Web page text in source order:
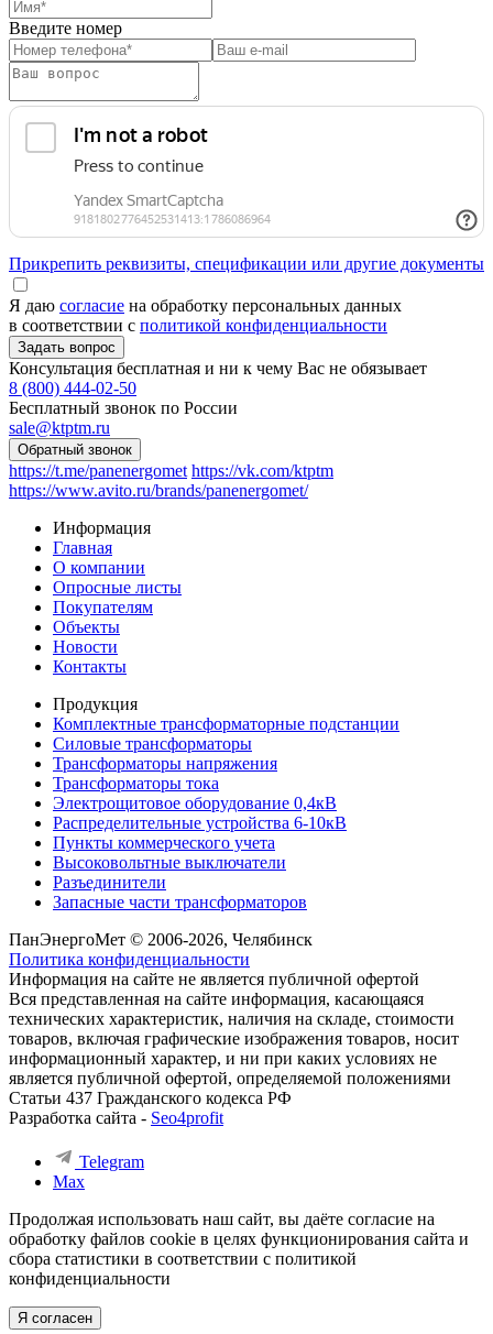
Введите номер
Прикрепить реквизиты, спецификации или другие документы
Я даю согласие на обработку персональных данных
в соответствии с политикой конфиденциальности
Консультация бесплатная и ни к чему Вас не обязывает
8 (800) 444-02-50
Бесплатный звонок по России
sale@ktptm.ru
https://t.me/panenergomet https://vk.com/ktptm
https://www.avito.ru/brands/panenergomet/
Информация
Главная
О компании
Опросные листы
Покупателям
Объекты
Новости
Контакты
Продукция
Комплектные трансформаторные подстанции
Силовые трансформаторы
Трансформаторы напряжения
Трансформаторы тока
Электрощитовое оборудование 0,4кВ
Распределительные устройства 6-10кВ
Пункты коммерческого учета
Высоковольтные выключатели
Разъединители
Запасные части трансформаторов
ПанЭнергоМет © 2006-2026, Челябинск
Политика конфиденциальности
Информация на сайте не является публичной офертой
Вся представленная на сайте информация, касающаяся
технических характеристик, наличия на складе, стоимости
товаров, включая графические изображения товаров, носит
информационный характер, и ни при каких условиях не
является публичной офертой, определяемой положениями
Статьи 437 Гражданского кодекса РФ
Разработка сайта - Seo4profit
Telegram
Max
Продолжая использовать наш сайт, вы даёте согласие на
обработку файлов cookie в целях функционирования сайта и
сбора статистики в соответствии с политикой
конфиденциальности
Я согласен